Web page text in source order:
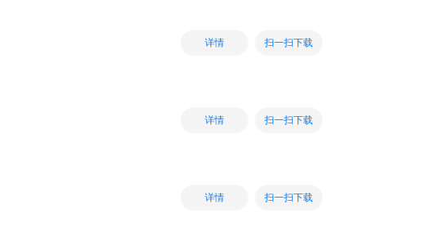
详情 扫一扫下载
详情 扫一扫下载
详情 扫一扫下载